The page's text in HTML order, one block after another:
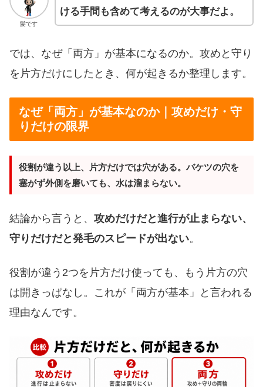
髪です
ける手間も含めて考えるのが大事だよ。
では、なぜ「両方」が基本になるのか。攻めと守り
を片方だけにしたとき、何が起きるか整理します。
なぜ「両方」が基本なのか｜攻めだけ・守
りだけの限界
役割が違う以上、片方だけでは穴がある。バケツの穴を
塞がず外側を磨いても、水は溜まらない。
結論から言うと、 攻めだけだと進行が止まらない、
守りだけだと発毛のスピードが出ない。
役割が違う2つを片方だけ使っても、もう片方の穴
は開きっぱなし。これが「両方が基本」と言われる
理由なんです。